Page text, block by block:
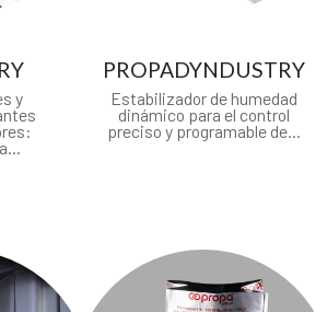
y
PROPADYNDUSTRY
Estabilizador de humedad
dinámico para el control
preciso y programable de...